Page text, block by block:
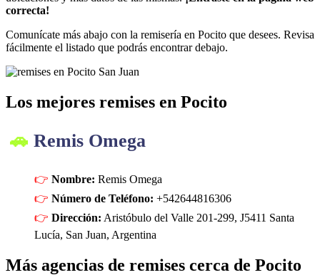
correcta!
Comunícate más abajo con la remisería en Pocito que desees. Revisa
fácilmente el listado que podrás encontrar debajo.
Los mejores remises en Pocito
Remis Omega
Nombre: Remis Omega
Número de Teléfono: +542644816306
Dirección: Aristóbulo del Valle 201-299, J5411 Santa
Lucía, San Juan, Argentina
Más agencias de remises cerca de Pocito